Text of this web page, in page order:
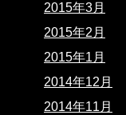
2015年3月
2015年2月
2015年1月
2014年12月
2014年11月